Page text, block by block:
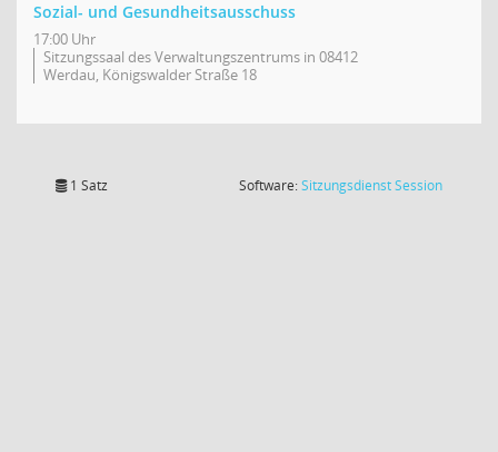
Sozial- und Gesundheitsausschuss
17:00 Uhr
Sitzungssaal des Verwaltungszentrums in 08412
Werdau, Königswalder Straße 18
1 Satz Software:SitzungsdienstSession(Wird in